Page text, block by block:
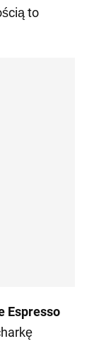
to
Espresso